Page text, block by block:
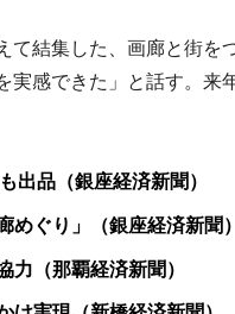
結集した、画廊と街を
実感できた」と話す。来
出品（銀座経済新聞）
ぐり」（銀座経済新聞）
（那覇経済新聞）